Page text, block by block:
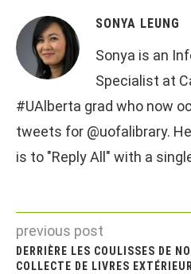
SONYA LEUNG
Sonya is an
Specialist at
#UAlberta grad who now
tweets for @uofalibrary.
is to "Reply All" with a
previous post
DERRIÈRE LES COULISSES DE
COLLECTE DE LIVRES